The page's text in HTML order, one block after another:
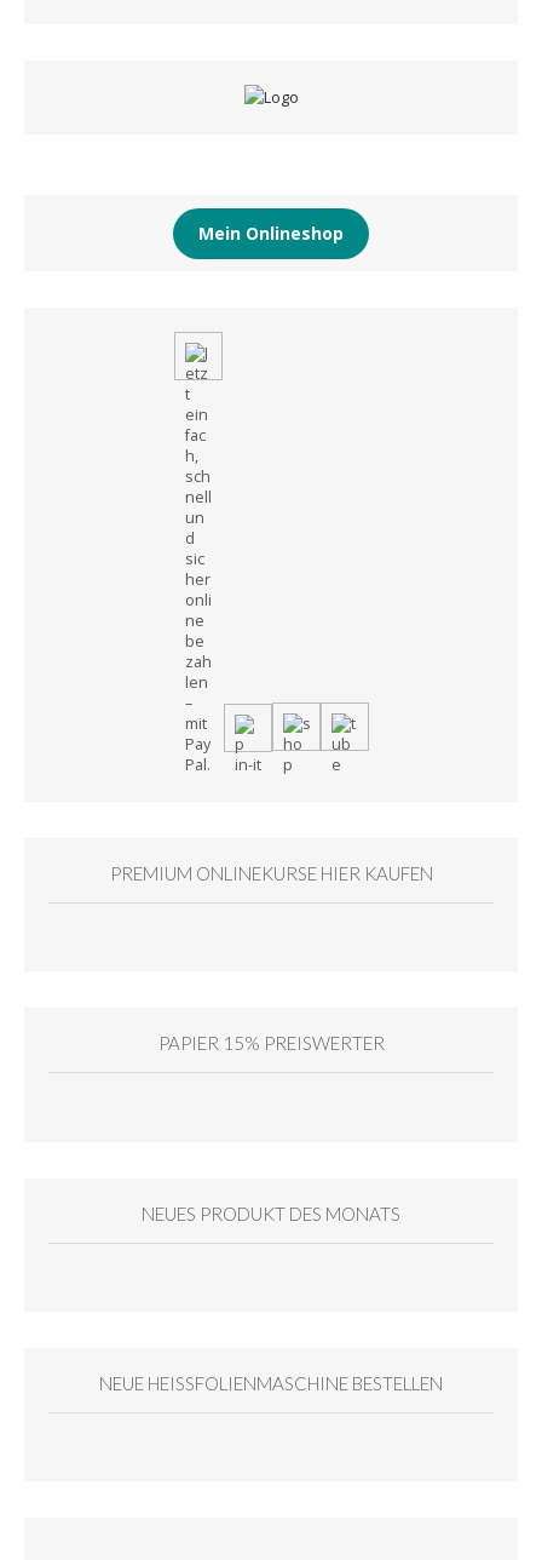
Mein Onlineshop
PREMIUM ONLINEKURSE HIER KAUFEN
PAPIER 15% PREISWERTER
NEUES PRODUKT DES MONATS
NEUE HEISSFOLIENMASCHINE BESTELLEN